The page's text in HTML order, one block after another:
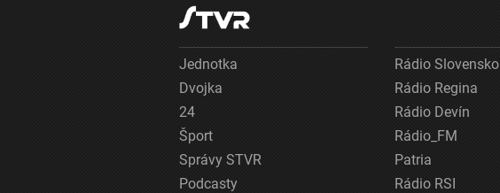
Jednotka
Dvojka
24
Šport
Správy STVR
Podcasty
Rádio Slovensko
Rádio Regina
Rádio Devín
Rádio_FM
Patria
Rádio RSI